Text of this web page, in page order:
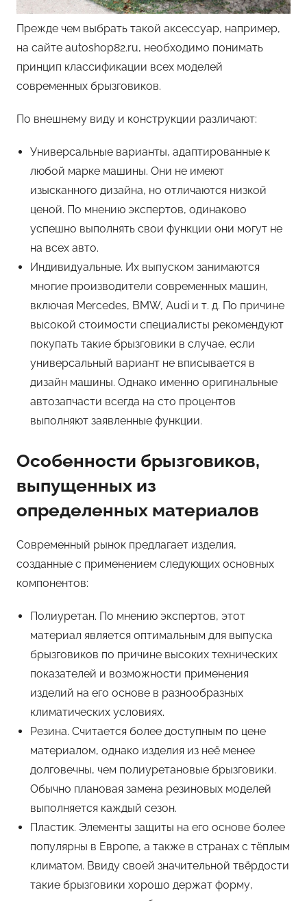
Прежде чем выбрать такой аксессуар, например,
на сайте autoshop82.ru, необходимо понимать
принцип классификации всех моделей
современных брызговиков.
По внешнему виду и конструкции различают:
Универсальные варианты, адаптированные к
любой марке машины. Они не имеют
изысканного дизайна, но отличаются низкой
ценой. По мнению экспертов, одинаково
успешно выполнять свои функции они могут не
на всех авто.
Индивидуальные. Их выпуском занимаются
многие производители современных машин,
включая Mercedes, BMW, Audi и т. д. По причине
высокой стоимости специалисты рекомендуют
покупать такие брызговики в случае, если
универсальный вариант не вписывается в
дизайн машины. Однако именно оригинальные
автозапчасти всегда на сто процентов
выполняют заявленные функции.
Особенности брызговиков,
выпущенных из
определенных материалов
Современный рынок предлагает изделия,
созданные с применением следующих основных
компонентов:
Полиуретан. По мнению экспертов, этот
материал является оптимальным для выпуска
брызговиков по причине высоких технических
показателей и возможности применения
изделий на его основе в разнообразных
климатических условиях.
Резина. Считается более доступным по цене
материалом, однако изделия из неё менее
долговечны, чем полиуретановые брызговики.
Обычно плановая замена резиновых моделей
выполняется каждый сезон.
Пластик. Элементы защиты на его основе более
популярны в Европе, а также в странах с тёплым
климатом. Ввиду своей значительной твёрдости
такие брызговики хорошо держат форму,